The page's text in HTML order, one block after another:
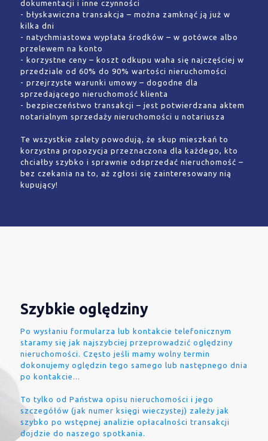
dokumentacji i inne czynności
- błyskawiczna transakcja – można zamknąć ją już w
kilka dni
- natychmiastowa wypłata środków – w gotówce albo
przelewem na konto
- korzystne ceny – koszt odkupu waha się najczęściej w
przedziale od 60% do 90% wartości nieruchomości
- przejrzyste warunki umowy – dogodne dla
sprzedającego nieruchomość klienta
- bezpieczeństwo transakcji – jest potwierdzana aktem
notarialnym sprzedaży nieruchomości u notariusza
Te wszystkie zalety powodują, że skup mieszkań to
korzystna propozycja przeznaczona dla każdego, kto
chciałby szybko i sprawnie odsprzedać nieruchomość –
bez czekania na to, aż zgłosi się zainteresowany nią
kupujący!
Szybkie oględziny
Po wysłaniu formularza lub kontakcie telefonicznym
staramy się jak najszybciej przeprowadzić oględziny
nieruchomości. Często jeśli mamy wolny termin
dokonujemy oględzin tego samego lub następnego dnia
po kontakcie...
To tylko od Państwa opisu nieruchomości i jego
szczegółów (jak numer księgi wieczystej) zależy jak
szybko po wstępnej analizie opłacalności transakcji
dojdzie do naszego spotkania.